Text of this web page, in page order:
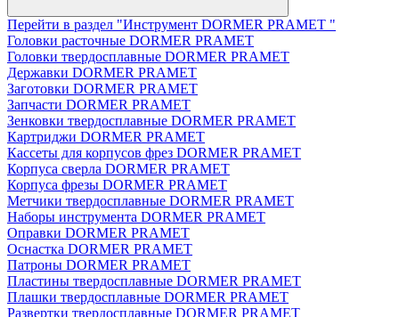
Перейти в раздел "Инструмент DORMER PRAMET "
Головки расточные DORMER PRAMET
Головки твердосплавные DORMER PRAMET
Державки DORMER PRAMET
Заготовки DORMER PRAMET
Запчасти DORMER PRAMET
Зенковки твердосплавные DORMER PRAMET
Картриджи DORMER PRAMET
Кассеты для корпусов фрез DORMER PRAMET
Корпуса сверла DORMER PRAMET
Корпуса фрезы DORMER PRAMET
Метчики твердосплавные DORMER PRAMET
Наборы инструмента DORMER PRAMET
Оправки DORMER PRAMET
Оснастка DORMER PRAMET
Патроны DORMER PRAMET
Пластины твердосплавные DORMER PRAMET
Плашки твердосплавные DORMER PRAMET
Развертки твердосплавные DORMER PRAMET